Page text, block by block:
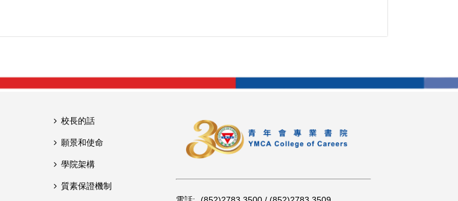
校長的話
願景和使命
學院架構
質素保證機制